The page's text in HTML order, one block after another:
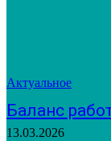
Актуальное
Баланс
13.03.2026